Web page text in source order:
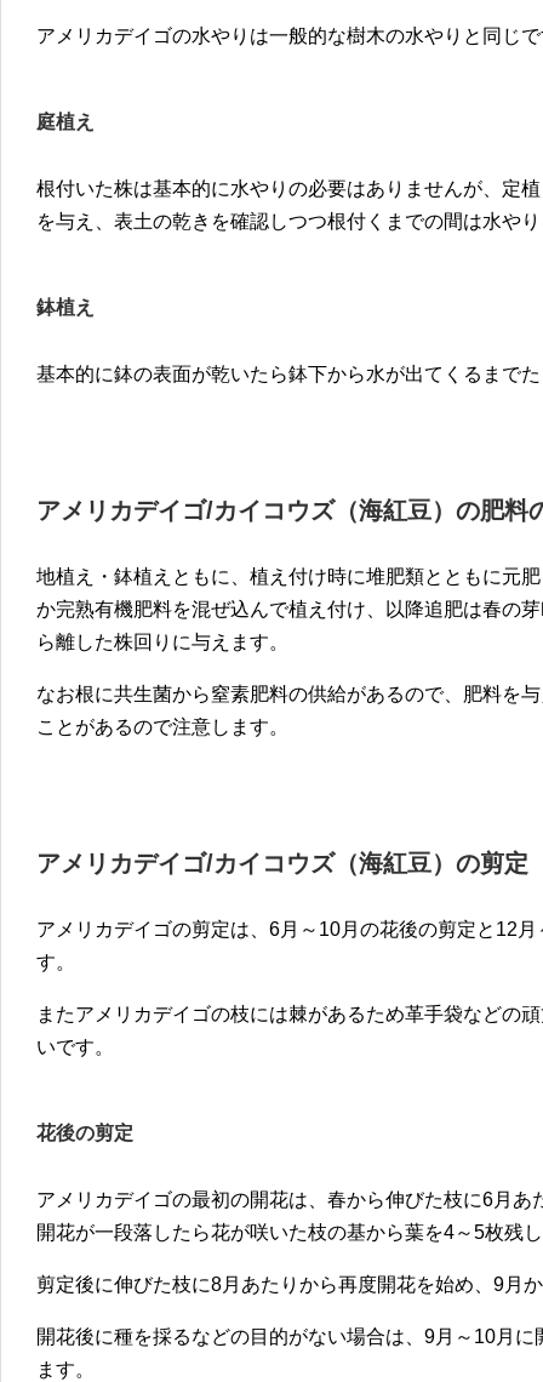
アメリカデイゴの水やりは一般的な樹木の水やりと同じ
庭植え
根付いた株は基本的に水やりの必要はありませんが、定
を与え、表土の乾きを確認しつつ根付くまでの間は水や
鉢植え
基本的に鉢の表面が乾いたら鉢下から水が出てくるまで
アメリカデイゴ/カイコウズ（海紅豆）の肥料
地植え・鉢植えともに、植え付け時に堆肥類とともに元
か完熟有機肥料を混ぜ込んで植え付け、以降追肥は春の
ら離した株回りに与えます。
なお根に共生菌から窒素肥料の供給があるので、肥料を
ことがあるので注意します。
アメリカデイゴ/カイコウズ（海紅豆）の剪定
アメリカデイゴの剪定は、6月～10月の花後の剪定と12
す。
またアメリカデイゴの枝には棘があるため革手袋などの
いです。
花後の剪定
アメリカデイゴの最初の開花は、春から伸びた枝に6月
開花が一段落したら花が咲いた枝の基から葉を4～5枚残
剪定後に伸びた枝に8月あたりから再度開花を始め、9月
開花後に種を採るなどの目的がない場合は、9月～10月
ます。